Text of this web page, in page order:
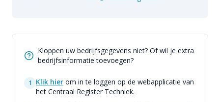
Kloppen uw bedrijfsgegevens niet? Of wil je extra
bedrijfsinformatie toevoegen?
1 Klik hier om in te loggen op de webapplicatie van
het Centraal Register Techniek.